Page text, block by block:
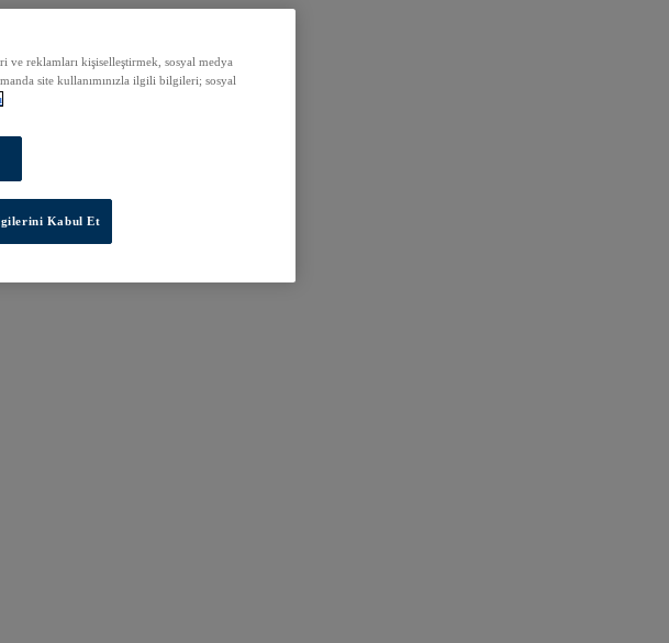
ve reklamları kişiselleştirmek, sosyal medya
site kullanımınızla ilgili bilgileri; sosyal
Kabul Et